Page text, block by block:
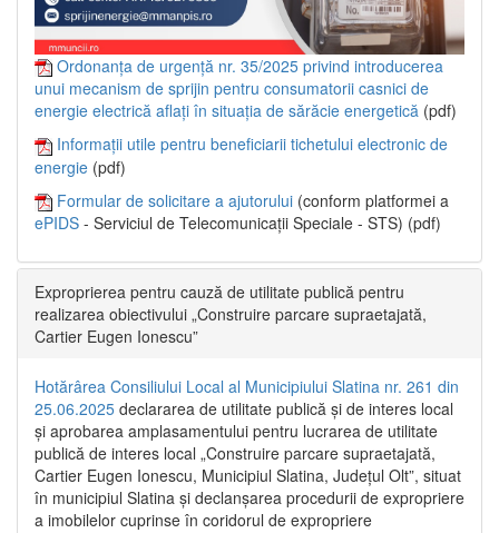
Ordonanța de urgență nr. 35/2025 privind introducerea
unui mecanism de sprijin pentru consumatorii casnici de
energie electrică aflați în situația de sărăcie energetică (pdf)
Informații utile pentru beneficiarii tichetului electronic de
energie (pdf)
Formular de solicitare a ajutorului (conform platformei a
ePIDS - Serviciul de Telecomunicații Speciale - STS) (pdf)
Exproprierea pentru cauză de utilitate publică pentru
realizarea obiectivului „Construire parcare supraetajată,
Cartier Eugen Ionescu”
Hotărârea Consiliului Local al Municipiului Slatina nr. 261 din
25.06.2025 declararea de utilitate publică și de interes local
și aprobarea amplasamentului pentru lucrarea de utilitate
publică de interes local „Construire parcare supraetajată,
Cartier Eugen Ionescu, Municipiul Slatina, Județul Olt”, situat
în municipiul Slatina și declanșarea procedurii de expropriere
a imobilelor cuprinse în coridorul de expropriere